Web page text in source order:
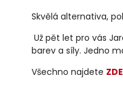
Skvělá alternativa,
Už pět let pro vás
barev a síly. Jedno
Všechno najdete ZDE